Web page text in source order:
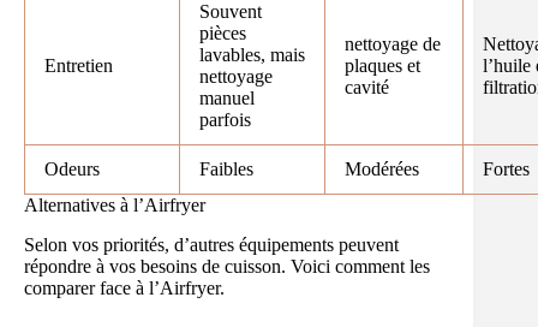
Entretien
Souvent
pièces
lavables, mais
nettoyage
manuel
parfois
nettoyage de
plaques et
cavité
l’huile
Odeurs Faibles Modérées
Fortes
Alternatives à l’Airfryer
Selon vos priorités, d’autres équipements peuvent
répondre à vos besoins de cuisson. Voici comment les
comparer face à l’Airfryer.